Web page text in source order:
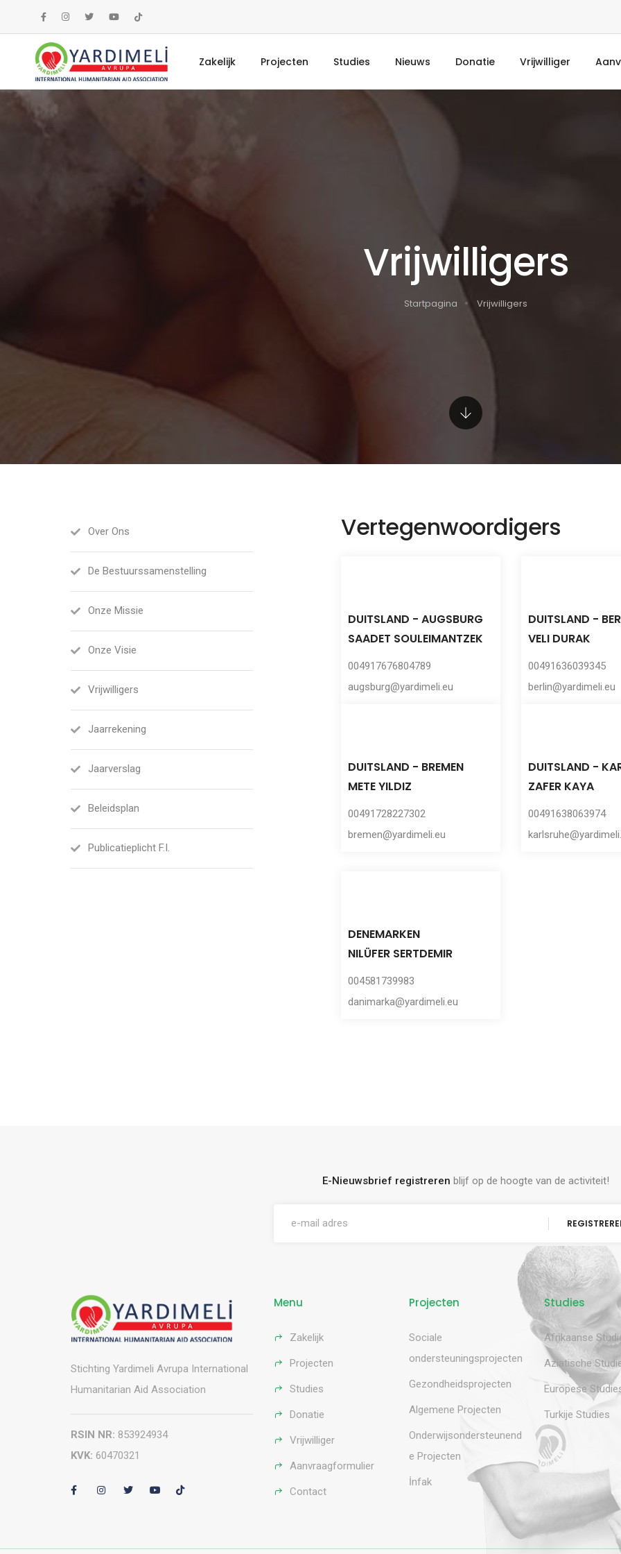
Zakelijk Projecten Studies Nieuws Donatie Vrijwilliger
Vrijwilligers
Startpagina Vrijwilligers
Over Ons
De Bestuurssamenstelling
Onze Missie
Onze Visie
Vrijwilligers
Jaarrekening
Jaarverslag
Beleidsplan
Publicatieplicht F.I.
Vertegenwoordigers
DUITSLAND - AUGSBURG
SAADET SOULEIMANTZEK
004917676804789
augsburg@yardimeli.eu
DUITSLAND -
VELI DURAK
00491636039345
berlin@yardimeli.eu
DUITSLAND - BREMEN
METE YILDIZ
00491728227302
bremen@yardimeli.eu
DUITSLAND -
ZAFER KAYA
00491638063974
DENEMARKEN
NILÜFER SERTDEMIR
004581739983
danimarka@yardimeli.eu
E-Nieuwsbrief registreren blijf op de hoogte van de activiteit!
Stichting Yardimeli Avrupa International
Humanitarian Aid Association
RSIN NR: 853924934
KVK: 60470321
Menu
Zakelijk
Projecten
Studies
Donatie
Vrijwilliger
Aanvraagformulier
Contact
Projecten
Sociale
ondersteuningsprojecten
Gezondheidsprojecten
Algemene Projecten
Onderwijsondersteunend
e Projecten
İnfak
Studies
Afrikaanse
Aziatische
Europese
Turkije Studies